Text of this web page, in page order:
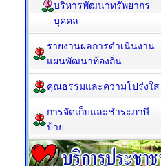
บริหารพัฒนาทรัพยากร
บุคคล
รายงานผลการดำเนินงาน
แผนพัฒนาท้องถิ่น
คุณธรรมและความโปร่งใส
การจัดเก็บและชำระภาษี
ป้าย